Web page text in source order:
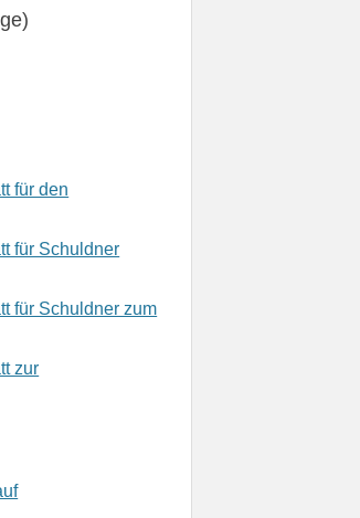
für den
für Schuldner
für Schuldner zum
zur